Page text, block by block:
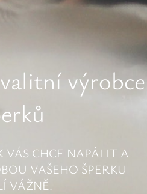
výrobce
VÁS CHCE NAPÁLIT A
VAŠEHO ŠPERKU
VÁŽNĚ.